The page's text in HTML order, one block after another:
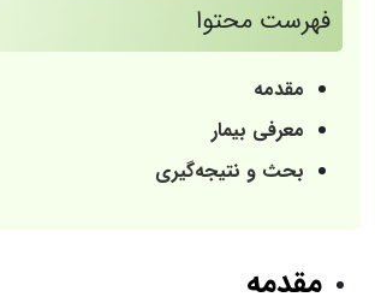
فهرست محتوا
مقدمه
معرفی بیمار
بحث و نتیجه‌گیری
مقدمه